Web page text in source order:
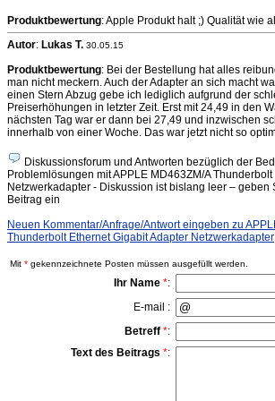
Produktbewertung: Apple Produkt halt ;) Qualität wie
Autor: Lukas T. 30.05.15
Produktbewertung: Bei der Bestellung hat alles
man nicht meckern. Auch der Adapter an sich macht
einen Stern Abzug gebe ich lediglich aufgrund der
Preiserhöhungen in letzter Zeit. Erst mit 24,49 in den
nächsten Tag war er dann bei 27,49 und inzwischen
innerhalb von einer Woche. Das war jetzt nicht so
Diskussionsforum und Antworten bezüglich der
Problemlösungen mit APPLE MD463ZM/A
Netzwerkadapter - Diskussion ist bislang leer – geben
Beitrag ein
Neuen Kommentar/Anfrage/Antwort eingeben zu
Thunderbolt Ethernet Gigabit Adapter Netzwerkadapter
Mit * gekennzeichnete Posten müssen ausgefüllt werden.
Ihr Name *:
E-mail :
Betreff *:
Text des Beitrags *: